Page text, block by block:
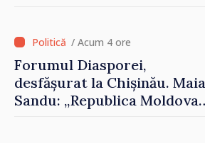
Crucii Roșii în Moldova
/ Acum 4 ore
Forumul Diasporei,
desfășurat la Chișinău. Maia
Sandu: „Republica Moldova